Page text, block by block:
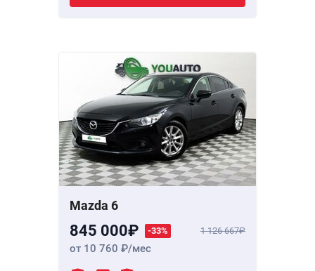
Mazda 6
845 000 -33% 1 126 667
от 10 760 /мес